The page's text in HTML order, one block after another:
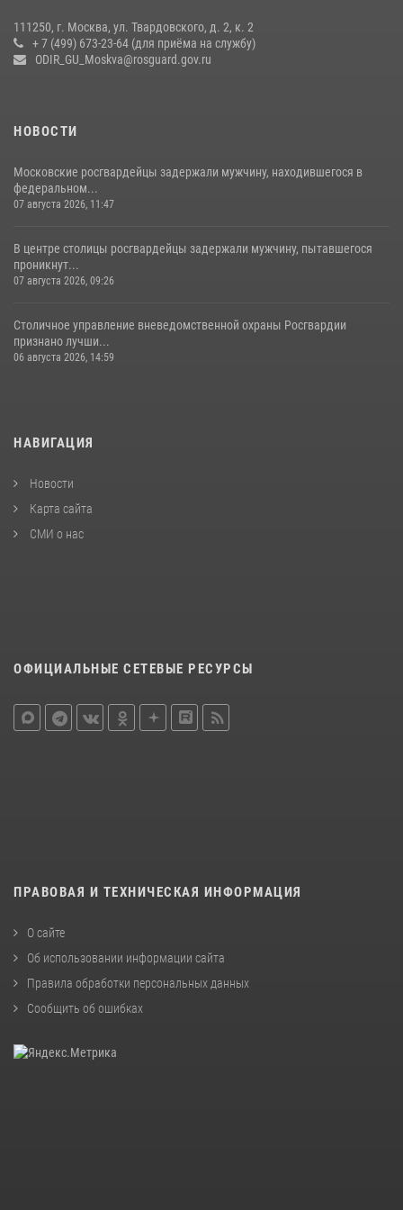
Центр профессиональной подготовки сотрудников
111250, г. Москва, ул. Твардовского, д. 2, к. 2
+ 7 (499) 673-23-64 (для приёма на службу)
ODIR_GU_Moskva@rosguard.gov.ru
НОВОСТИ
Московские росгвардейцы задержали мужчину, находившегося в
федеральном...
07 августа 2026, 11:47
В центре столицы росгвардейцы задержали мужчину, пытавшегося
проникнут...
07 августа 2026, 09:26
Столичное управление вневедомственной охраны Росгвардии
признано лучши...
06 августа 2026, 14:59
НАВИГАЦИЯ
Новости
Карта сайта
СМИ о нас
ОФИЦИАЛЬНЫЕ СЕТЕВЫЕ РЕСУРСЫ
ПРАВОВАЯ И ТЕХНИЧЕСКАЯ ИНФОРМАЦИЯ
О сайте
Об использовании информации сайта
Правила обработки персональных данных
Сообщить об ошибках